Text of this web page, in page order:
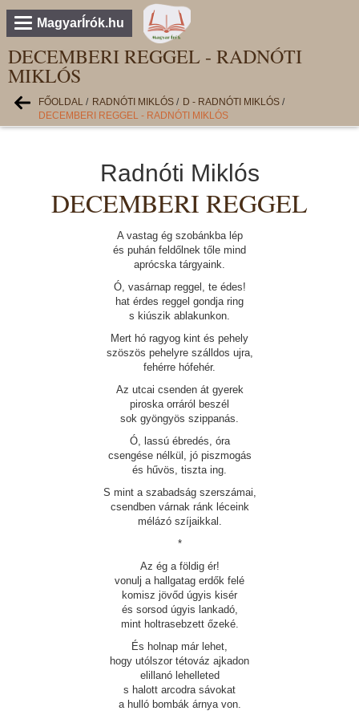
MagyarÍrók.hu
DECEMBERI REGGEL - RADNÓTI
MIKLÓS
FŐOLDAL / RADNÓTI MIKLÓS / D - RADNÓTI MIKLÓS /
DECEMBERI REGGEL - RADNÓTI MIKLÓS
Radnóti Miklós
DECEMBERI REGGEL
A vastag ég szobánkba lép
és puhán feldőlnek tőle mind
aprócska tárgyaink.
Ó, vasárnap reggel, te édes!
hat érdes reggel gondja ring
s kiúszik ablakunkon.
Mert hó ragyog kint és pehely
szöszös pehelyre szálldos ujra,
fehérre hófehér.
Az utcai csenden át gyerek
piroska orráról beszél
sok gyöngyös szippanás.
Ó, lassú ébredés, óra
csengése nélkül, jó piszmogás
és hűvös, tiszta ing.
S mint a szabadság szerszámai,
csendben várnak ránk léceink
mélázó szíjaikkal.
*
Az ég a földig ér!
vonulj a hallgatag erdők felé
komisz jövőd úgyis kisér
és sorsod úgyis lankadó,
mint holtrasebzett őzeké.
És holnap már lehet,
hogy utólszor tétováz ajkadon
elillanó lehelleted
s halott arcodra sávokat
a hulló bombák árnya von.